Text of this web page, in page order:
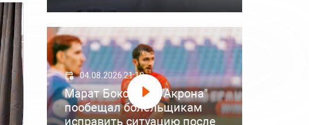
04.08.2026 21:18
Марат Бокоев из "Акрона"
пообещал болельщикам
исправить ситуацию после